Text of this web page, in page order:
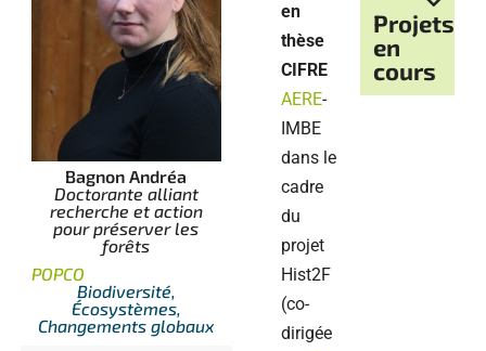
Bagnon Andréa
Doctorante alliant
recherche et action
pour préserver les
forêts
POPCO
Biodiversité,
Écosystèmes,
Changements globaux
en
thèse
CIFRE
AERE-
IMBE
dans le
cadre
du
projet
Hist2F
(co-
dirigée
Projets
en
cours